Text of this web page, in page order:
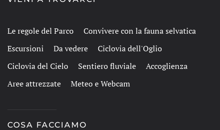
Le regole del Parco
Convivere con la fauna selvatica
Escursioni
Da vedere
Ciclovia dell'Oglio
Ciclovia del Cielo
Sentiero fluviale
Accoglienza
Aree attrezzate
Meteo e Webcam
COSA FACCIAMO